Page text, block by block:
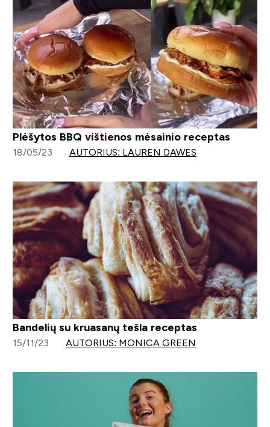
Plėšytos BBQ vištienos mėsainio receptas
18/05/23 AUTORIUS: LAUREN DAWES
Bandelių su kruasanų tešla receptas
15/11/23 AUTORIUS: MONICA GREEN